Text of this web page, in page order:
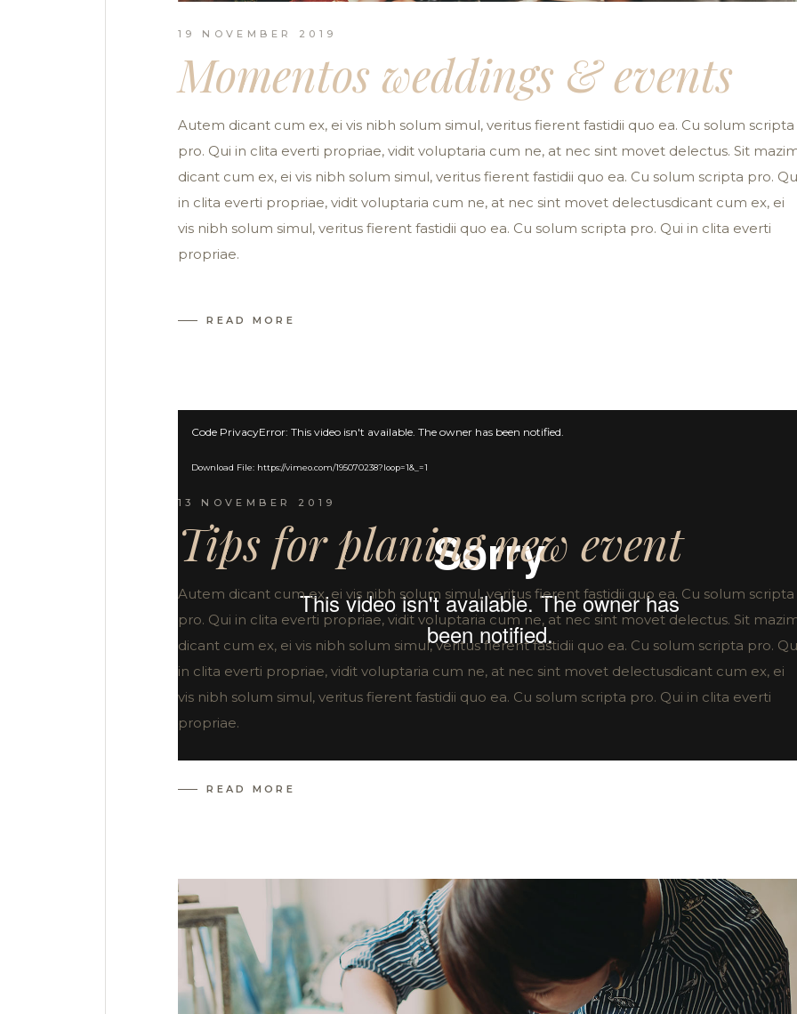
19 NOVEMBER 2019
Momentos weddings & events
Autem dicant cum ex, ei vis nibh solum simul, veritus fierent fastidii quo ea. Cu solum scripta
pro. Qui in clita everti propriae, vidit voluptaria cum ne, at nec sint movet delectus. Sit
dicant cum ex, ei vis nibh solum simul, veritus fierent fastidii quo ea. Cu solum scripta pro.
in clita everti propriae, vidit voluptaria cum ne, at nec sint movet delectusdicant cum ex, ei
vis nibh solum simul, veritus fierent fastidii quo ea. Cu solum scripta pro. Qui in clita everti
propriae.
READ MORE
Code PrivacyError: This video isn't available. The owner has been notified.
Download File: https://vimeo.com/195070238?loop=1&_=1
13 NOVEMBER 2019
Tips for planing new event
Autem dicant cum ex, ei vis nibh solum simul, veritus fierent fastidii quo ea. Cu solum scripta
pro. Qui in clita everti propriae, vidit voluptaria cum ne, at nec sint movet delectus. Sit
dicant cum ex, ei vis nibh solum simul, veritus fierent fastidii quo ea. Cu solum scripta pro.
in clita everti propriae, vidit voluptaria cum ne, at nec sint movet delectusdicant cum ex, ei
vis nibh solum simul, veritus fierent fastidii quo ea. Cu solum scripta pro. Qui in clita everti
propriae.
READ MORE